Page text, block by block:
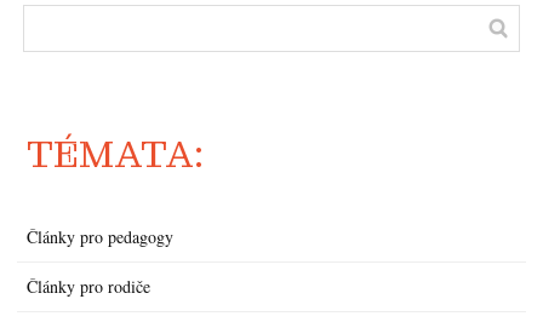
TÉMATA:
Články pro pedagogy
Články pro rodiče